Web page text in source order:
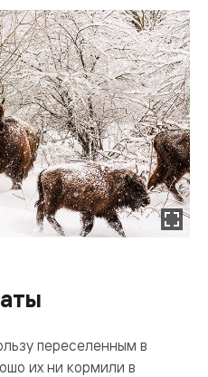
переселенным в
их ни кормили в